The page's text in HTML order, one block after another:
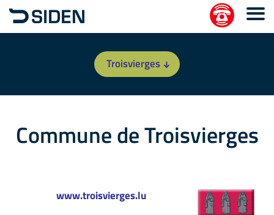
Troisvierges
Commune de Troisvierges
www.troisvierges.lu